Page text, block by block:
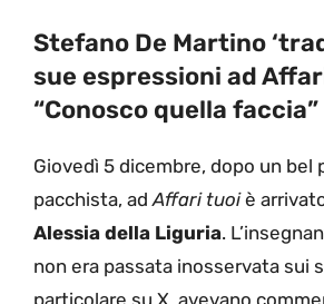
Stefano De Martino
sue espressioni ad
“Conosco quella faccia”
Giovedì 5 dicembre, dopo un bel
pacchista, ad Affari tuoiè
Alessia della Liguria.
non era passata inosservata sui
particolare su X, avevano